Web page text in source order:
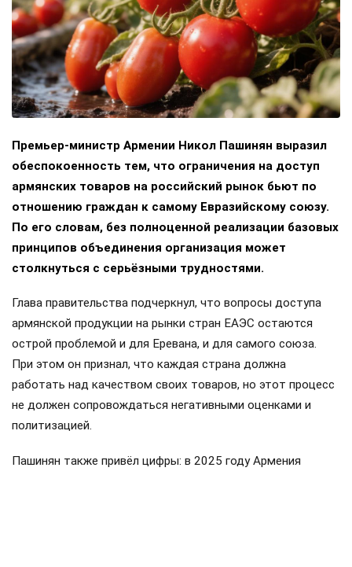
Премьер-министр Армении Никол Пашинян выразил
обеспокоенность тем, что ограничения на доступ
армянских товаров на российский рынок бьют по
отношению граждан к самому Евразийскому союзу.
По его словам, без полноценной реализации базовых
принципов объединения организация может
столкнуться с серьёзными трудностями.
Глава правительства подчеркнул, что вопросы доступа
армянской продукции на рынки стран ЕАЭС остаются
острой проблемой и для Еревана, и для самого союза.
При этом он признал, что каждая страна должна
работать над качеством своих товаров, но этот процесс
не должен сопровождаться негативными оценками и
политизацией.
Пашинян также привёл цифры: в 2025 году Армения